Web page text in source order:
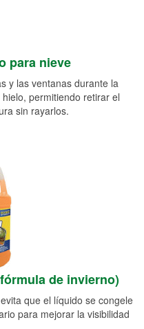
para nieve
y las ventanas durante la
permitiendo retirar el
sin rayarlos.
de invierno)
que el líquido se congele
para mejorar la visibilidad